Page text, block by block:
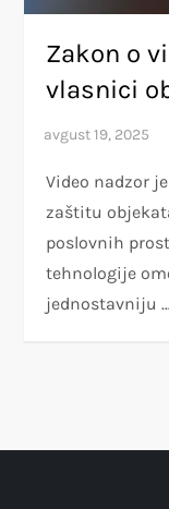
Zakon o
vlasnici
Video nadzor
zaštitu
poslovnih
tehnologije
jednostavniju …